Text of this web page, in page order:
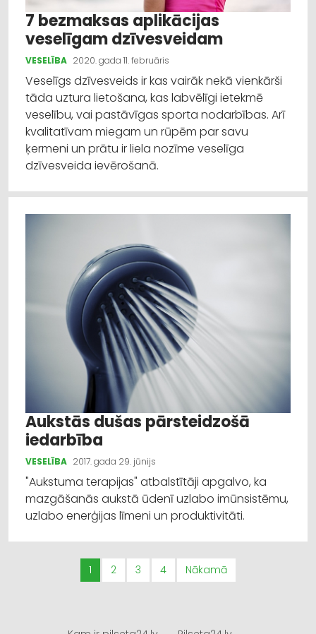
7 bezmaksas aplikācijas
veselīgam dzīvesveidam
VESELĪBA 2020. gada 11. februāris
Veselīgs dzīvesveids ir kas vairāk nekā vienkārši
tāda uztura lietošana, kas labvēlīgi ietekmē
veselību, vai pastāvīgas sporta nodarbības. Arī
kvalitatīvam miegam un rūpēm par savu
ķermeni un prātu ir liela nozīme veselīga
dzīvesveida ievērošanā.
Aukstās dušas pārsteidzošā
iedarbība
VESELĪBA 2017. gada 29. jūnijs
"Aukstuma terapijas" atbalstītāji apgalvo, ka
mazgāšanās aukstā ūdenī uzlabo imūnsistēmu,
uzlabo enerģijas līmeni un produktivitāti.
1 2 3 4 Nākamā